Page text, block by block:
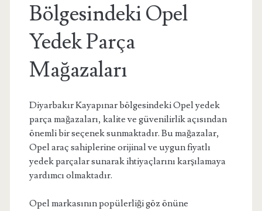
Bölgesindeki Opel
Yedek Parça
Mağazaları
Diyarbakır Kayapınar bölgesindeki Opel yedek
parça mağazaları, kalite ve güvenilirlik açısından
önemli bir seçenek sunmaktadır. Bu mağazalar,
Opel araç sahiplerine orijinal ve uygun fiyatlı
yedek parçalar sunarak ihtiyaçlarını karşılamaya
yardımcı olmaktadır.
Opel markasının popülerliği göz önüne